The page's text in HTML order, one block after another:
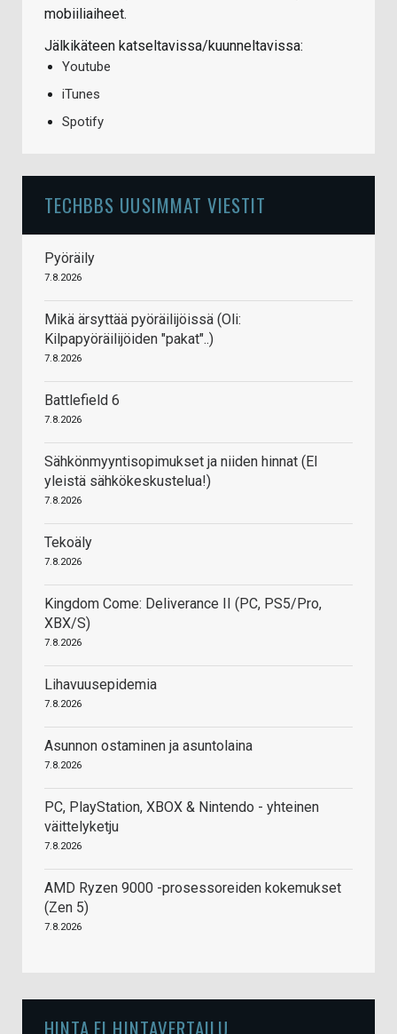
mobiiliaiheet.
Jälkikäteen katseltavissa/kuunneltavissa:
Youtube
iTunes
Spotify
TECHBBS UUSIMMAT VIESTIT
Pyöräily
7.8.2026
Mikä ärsyttää pyöräilijöissä (Oli:
Kilpapyöräilijöiden "pakat"..)
7.8.2026
Battlefield 6
7.8.2026
Sähkönmyyntisopimukset ja niiden hinnat (EI
yleistä sähkökeskustelua!)
7.8.2026
Tekoäly
7.8.2026
Kingdom Come: Deliverance II (PC, PS5/Pro,
XBX/S)
7.8.2026
Lihavuusepidemia
7.8.2026
Asunnon ostaminen ja asuntolaina
7.8.2026
PC, PlayStation, XBOX & Nintendo - yhteinen
väittelyketju
7.8.2026
AMD Ryzen 9000 -prosessoreiden kokemukset
(Zen 5)
7.8.2026
HINTA.FI HINTAVERTAILU